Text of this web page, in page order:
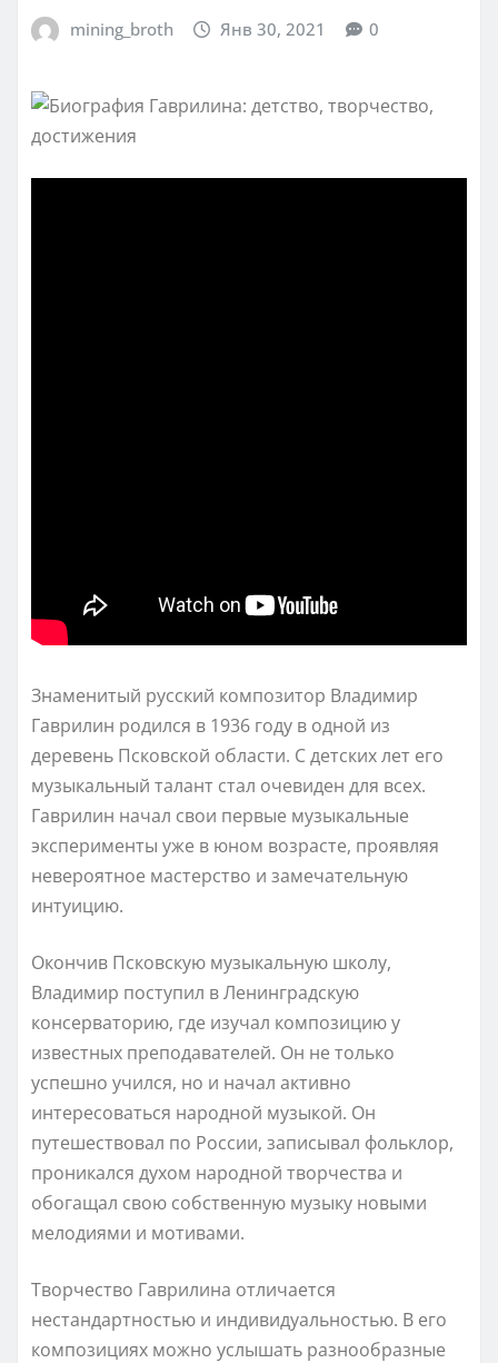
mining_broth Янв 30, 2021 0
Знаменитый русский композитор Владимир
Гаврилин родился в 1936 году в одной из
деревень Псковской области. С детских лет его
музыкальный талант стал очевиден для всех.
Гаврилин начал свои первые музыкальные
эксперименты уже в юном возрасте, проявляя
невероятное мастерство и замечательную
интуицию.
Окончив Псковскую музыкальную школу,
Владимир поступил в Ленинградскую
консерваторию, где изучал композицию у
известных преподавателей. Он не только
успешно учился, но и начал активно
интересоваться народной музыкой. Он
путешествовал по России, записывал фольклор,
проникался духом народной творчества и
обогащал свою собственную музыку новыми
мелодиями и мотивами.
Творчество Гаврилина отличается
нестандартностью и индивидуальностью. В его
композициях можно услышать разнообразные